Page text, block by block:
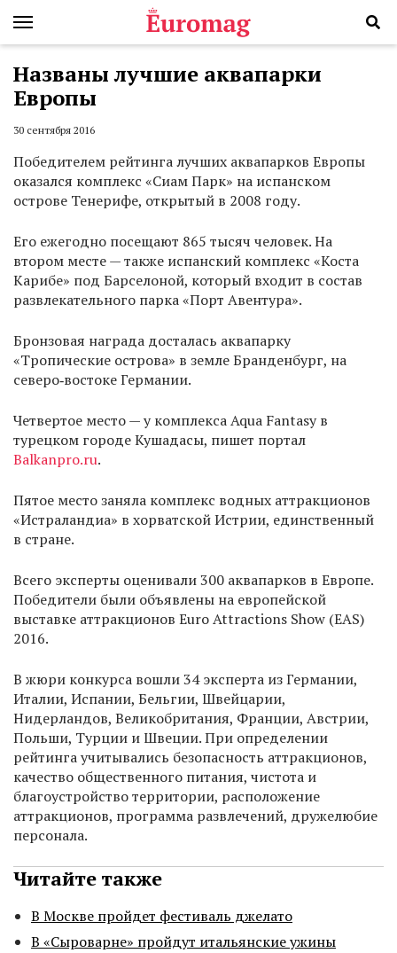
Названы лучшие аквапарки
Европы
30 сентября 2016
Победителем рейтинга лучших аквапарков Европы
оказался комплекс «Сиам Парк» на испанском
острове Тенерифе, открытый в 2008 году.
Его ежегодно посещают 865 тысяч человек. На
втором месте — также испанский комплекс «Коста
Карибе» под Барселоной, который входит в состав
развлекательного парка «Порт Авентура».
Бронзовая награда досталась аквапарку
«Тропические острова» в земле Бранденбург, на
северо‑востоке Германии.
Четвертое место — у комплекса Aqua Fantasy в
турецком городе Кушадасы, пишет портал
Balkanpro.ru.
Пятое место заняла комплекс водных аттракционов
«Истраландиа» в хорватской Истрии, единственный
в стране.
Всего эксперты оценивали 300 аквапарков в Европе.
Победители были объявлены на европейской
выставке аттракционов Euro Attractions Show (EAS)
2016.
В жюри конкурса вошли 34 эксперта из Германии,
Италии, Испании, Бельгии, Швейцарии,
Нидерландов, Великобритания, Франции, Австрии,
Польши, Турции и Швеции. При определении
рейтинга учитывались безопасность аттракционов,
качество общественного питания, чистота и
благоустройство территории, расположение
аттракционов, программа развлечений, дружелюбие
персонала.
Читайте также
В Москве пройдет фестиваль джелато
В «Сыроварне» пройдут итальянские ужины